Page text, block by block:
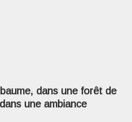
dans une forêt de
une ambiance